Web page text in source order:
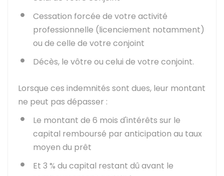
Cessation forcée de votre activité
professionnelle (licenciement notamment)
ou de celle de votre conjoint
Décès, le vôtre ou celui de votre conjoint.
Lorsque ces indemnités sont dues, leur montant
ne peut pas dépasser :
Le montant de 6 mois d'intérêts sur le
capital remboursé par anticipation au taux
moyen du prêt
Et 3 % du capital restant dû avant le